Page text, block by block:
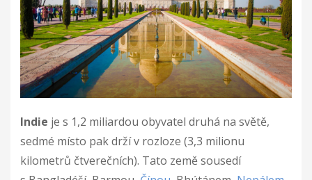
Indie je s 1,2 miliardou obyvatel druhá na světě,
sedmé místo pak drží v rozloze (3,3 milionu
kilometrů čtverečních). Tato země sousedí